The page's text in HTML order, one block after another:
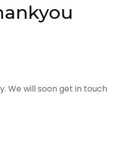
We will soon get in touch